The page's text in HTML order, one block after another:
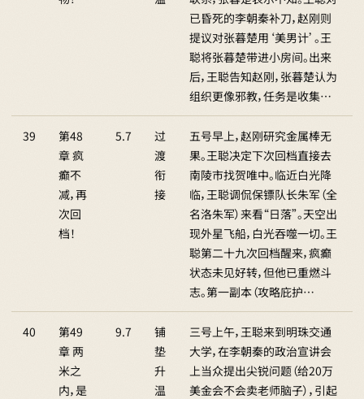
已昏死的李朝秦补刀，赵刚则
提议对张暮楚用‘美男计’。王
聪将张暮楚带进小房间。出来
后，王聪告知赵刚，张暮楚认为
组织更像邪教，任务是收集…
39
第48
章 疯
癫不
减，再
次回
档！
5.7
过
渡
衔
接
五号早上，赵刚研究金属棒无
果。王聪决定下次回档直接去
南陵市找贺唯中。临近白光降
临，王聪调侃保镖队长朱军（全
名洛朱军）来看“日落”。天空出
现外星飞船，白光吞噬一切。王
聪第二十九次回档醒来，疯癫
状态未见好转，但他已重燃斗
志。第一副本（攻略庇护…
40
第49
章 两
米之
内，是
9.7
铺
垫
升
温
三号上午，王聪来到明珠交通
大学，在李朝秦的政治宣讲会
上当众提出尖锐问题（给20万
美金会不会卖老师脑子），引起